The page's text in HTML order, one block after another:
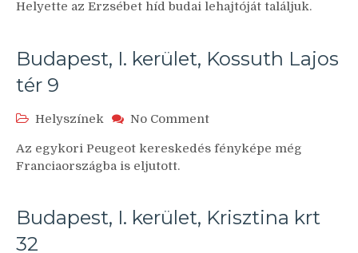
Horgony
Helyette az Erzsébet híd budai lehajtóját találjuk.
Budapest, I. kerület, Kossuth Lajos
tér 9
Helyszínek No Commenton
I.
tér
Az egykori Peugeot kereskedés fényképe még
Franciaországba is eljutott.
Budapest, I. kerület, Krisztina krt
32